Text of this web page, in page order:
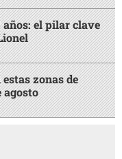
años: el pilar clave
zonas de
agosto